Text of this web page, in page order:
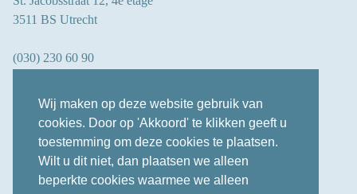
Wij maken op deze website gebruik van
cookies. Door op 'Akkoord' te klikken geeft u
toestemming om deze cookies te plaatsen.
Wilt u dit niet, dan plaatsen we alleen
beperkte cookies waarmee we alleen
3511 BS Utrecht
(030) 230 60 90
LINKEDIN